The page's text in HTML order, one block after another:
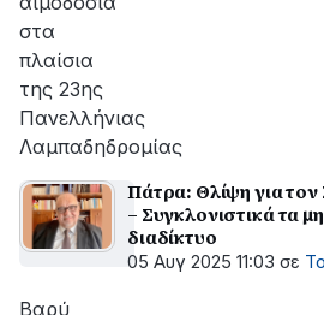
στα
πλαίσια
της 23ης
Πανελλήνιας
Λαμπαδηδρομίας
Πάτρα: Θλίψη για
– Συγκλονιστικά τα
διαδίκτυο
05 Αυγ 2025 11:03 σε
Βαρύ